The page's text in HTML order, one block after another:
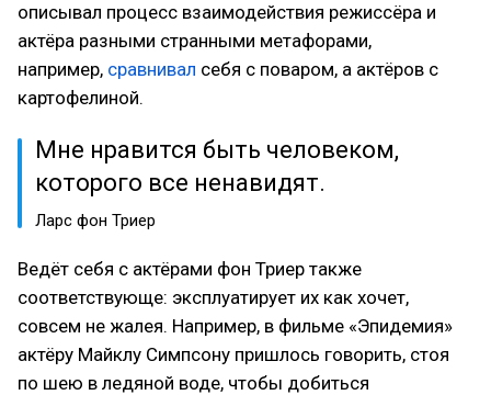
описывал процесс взаимодействия режиссёра и
актёра разными странными метафорами,
например, сравнивал себя с поваром, а актёров с
картофелиной.
Мне нравится быть человеком,
которого все ненавидят.
Ларс фон Триер
Ведёт себя с актёрами фон Триер также
соответствующе: эксплуатирует их как хочет,
совсем не жалея. Например, в фильме «Эпидемия»
актёру Майклу Симпсону пришлось говорить, стоя
по шею в ледяной воде, чтобы добиться